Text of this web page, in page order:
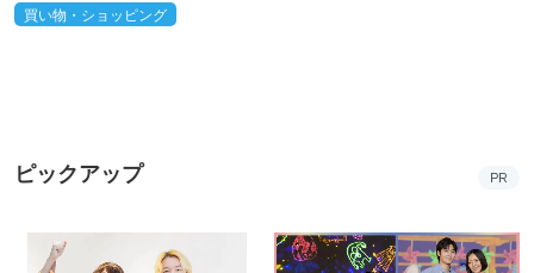
買い物・ショッピング
ピックアップ PR